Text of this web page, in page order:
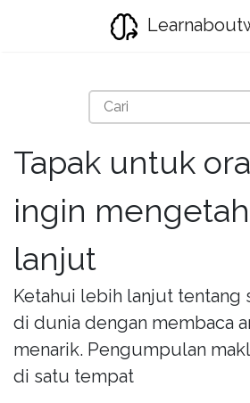
Tapak untuk
ingin
lanjut
Ketahui lebih lanjut tentang
di dunia dengan membaca
menarik. Pengumpulan
di satu tempat